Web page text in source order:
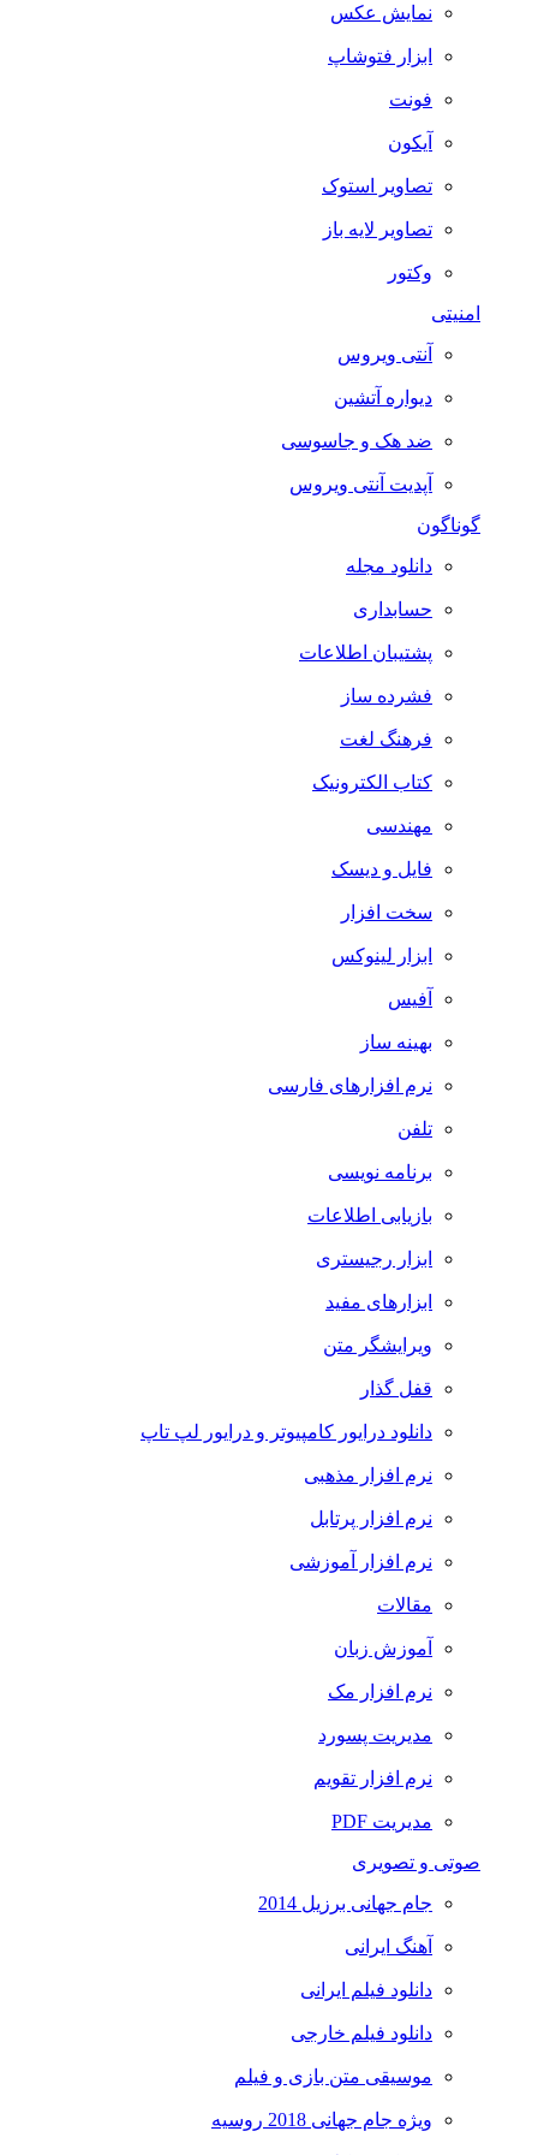
نمایش عکس
ابزار فتوشاپ
فونت
آیکون
تصاویر استوک
تصاویر لایه باز
وکتور
امنیتی
آنتی ویروس
دیواره آتشین
ضد هک و جاسوسی
آپدیت آنتی ویروس
گوناگون
دانلود مجله
حسابداری
پشتیبان اطلاعات
فشرده ساز
فرهنگ لغت
کتاب الکترونیک
مهندسی
فایل و دیسک
سخت افزار
ابزار لینوکس
آفیس
بهینه ساز
نرم افزارهای فارسی
تلفن
برنامه نویسی
بازیابی اطلاعات
ابزار رجیستری
ابزارهای مفید
ویرایشگر متن
قفل گذار
دانلود درایور کامپیوتر و درایور لپ تاپ
نرم افزار مذهبی
نرم افزار پرتابل
نرم افزار آموزشی
مقالات
آموزش زبان
نرم افزار مک
مدیریت پسورد
نرم افزار تقویم
مدیریت PDF
صوتی و تصویری
جام جهانی برزیل 2014
آهنگ ایرانی
دانلود فیلم ایرانی
دانلود فیلم خارجی
موسیقی متن بازی و فیلم
ویژه جام جهانی 2018 روسیه